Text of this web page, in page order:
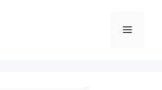
메